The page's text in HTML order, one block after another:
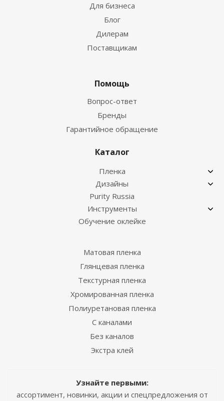
Для бизнеса
Блог
Дилерам
Поставщикам
Помощь
Вопрос-ответ
Бренды
Гарантийное обращение
Каталог
Пленка
Дизайны
Purity Russia
Инструменты
Обучение оклейке
Матовая пленка
Глянцевая пленка
Текстурная пленка
Хромированная пленка
Полиуретановая пленка
С каналами
Без каналов
Экстра клей
Узнайте первыми:
ассортимент, новинки, акции и спецпредложения от